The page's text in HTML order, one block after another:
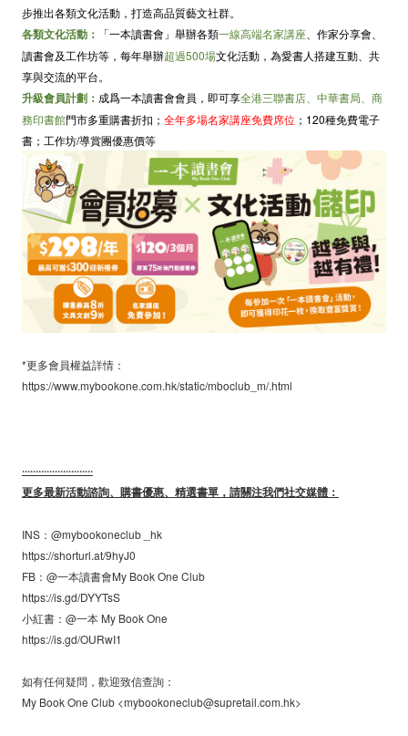
步推出各類文化活動，打造高品質藝文社群。
各類文化活動： 「一本讀書會」舉辦各類一線高端名家講座、作家分享會、
讀書會及工作坊等，每年舉辦超過500場文化活動，為愛書人搭建互動、共
享與交流的平台。
升級會員計劃： 成爲一本讀書會會員，即可享全港三聯書店、中華書局、商
務印書館門市多重購書折扣； 全年多場名家講座免費席位 ；120種免費電子
書；工作坊/導賞團優惠價等
*更多會員權益詳情：
https://www.mybookone.com.hk/static/mboclub_m/.html
··························
更多最新活動諮詢、購書優惠、精選書單，請關注我們社交媒體：
INS：@mybookoneclub _hk
https://shorturl.at/9hyJ0
FB：@一本讀書會My Book One Club
https://is.gd/DYYTsS
小紅書：@一本 My Book One
https://is.gd/OURwI1
如有任何疑問，歡迎致信查詢：
My Book One Club <mybookoneclub@supretail.com.hk>